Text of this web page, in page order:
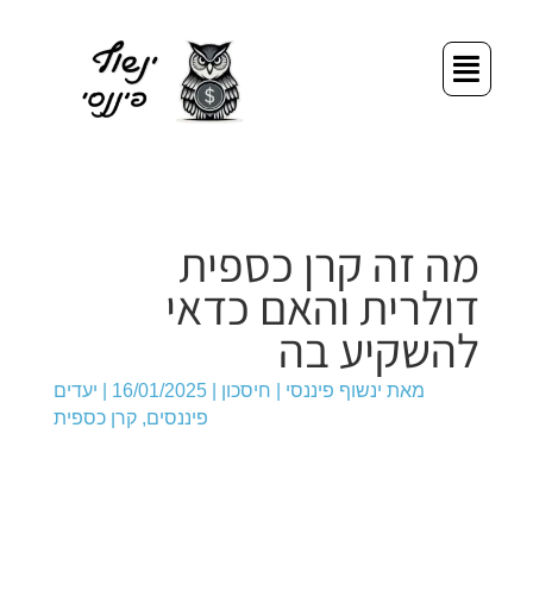
דילוג
לתוכן
תפריט
מה זה קרן כספית
דולרית והאם כדאי
להשקיע בה
מאת ינשוף פיננסי חיסכון |
16/01/2025
יעדים
פיננסים,קרן כספית